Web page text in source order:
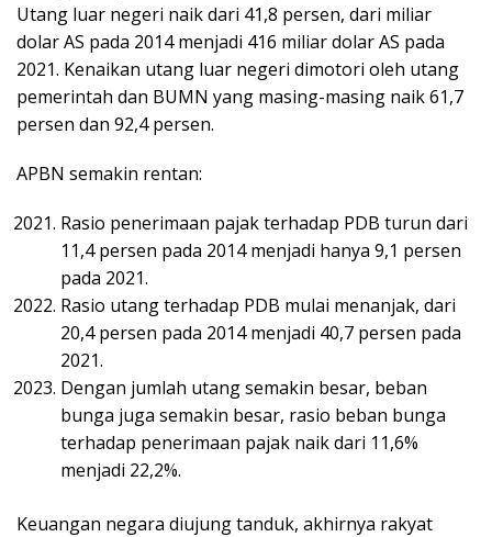
Utang luar negeri naik dari 41,8 persen, dari miliar
dolar AS pada 2014 menjadi 416 miliar dolar AS pada
2021. Kenaikan utang luar negeri dimotori oleh utang
pemerintah dan BUMN yang masing-masing naik 61,7
persen dan 92,4 persen.
APBN semakin rentan:
Rasio penerimaan pajak terhadap PDB turun dari
11,4 persen pada 2014 menjadi hanya 9,1 persen
pada 2021.
Rasio utang terhadap PDB mulai menanjak, dari
20,4 persen pada 2014 menjadi 40,7 persen pada
2021.
Dengan jumlah utang semakin besar, beban
bunga juga semakin besar, rasio beban bunga
terhadap penerimaan pajak naik dari 11,6%
menjadi 22,2%.
Keuangan negara diujung tanduk, akhirnya rakyat